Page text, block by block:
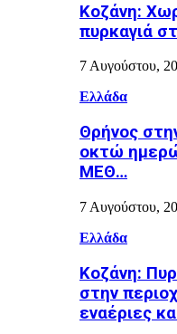
Κοζάνη:
πυρκαγιά
7 Αυγούστου,
Ελλάδα
Θρήνος
οκτώ
ΜΕΘ…
7 Αυγούστου,
Ελλάδα
Κοζάνη:
στην
εναέριες